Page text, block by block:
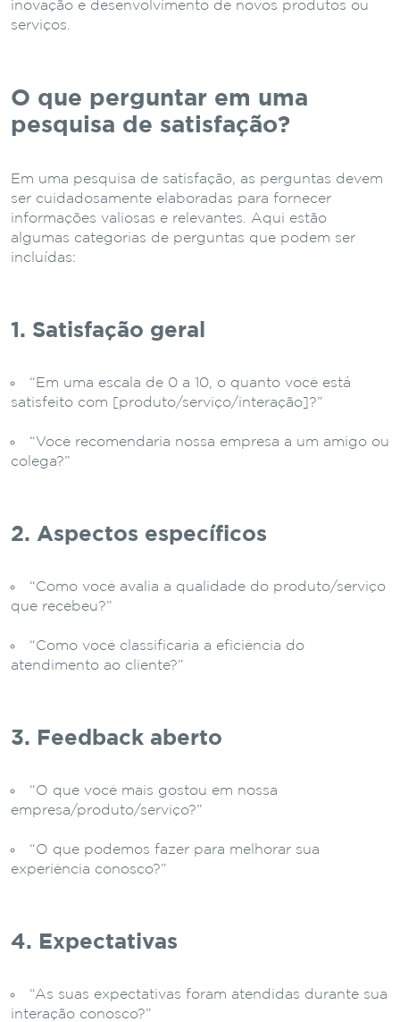
inovação e desenvolvimento de novos produtos ou
serviços.
O que perguntar em uma
pesquisa de satisfação?
Em uma pesquisa de satisfação, as perguntas devem
ser cuidadosamente elaboradas para fornecer
informações valiosas e relevantes. Aqui estão
algumas categorias de perguntas que podem ser
incluídas:
1. Satisfação geral
“Em uma escala de 0 a 10, o quanto você está
satisfeito com [produto/serviço/interação]?”
“Você recomendaria nossa empresa a um amigo ou
colega?”
2. Aspectos específicos
“Como você avalia a qualidade do produto/serviço
que recebeu?”
“Como você classificaria a eficiência do
atendimento ao cliente?”
3. Feedback aberto
“O que você mais gostou em nossa
empresa/produto/serviço?”
“O que podemos fazer para melhorar sua
experiência conosco?”
4. Expectativas
“As suas expectativas foram atendidas durante sua
interação conosco?”